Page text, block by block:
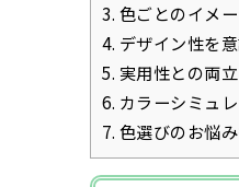
3. 色ごとのイメ
4. デザイン性を
5. 実用性との両立
6. カラーシミュ
7. 色選びのお悩